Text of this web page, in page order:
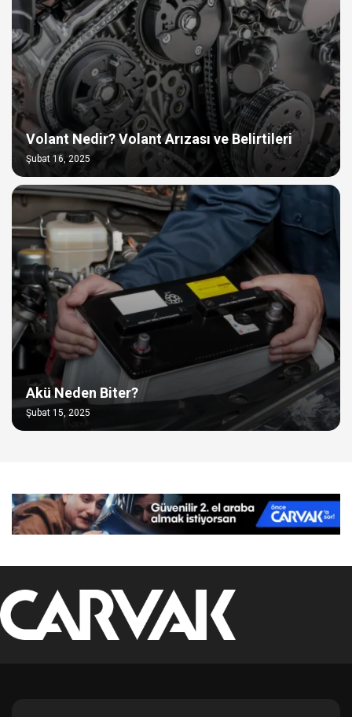
Volant Nedir? Volant Arızası ve Belirtileri
Şubat 16, 2025
Akü Neden Biter?
Şubat 15, 2025